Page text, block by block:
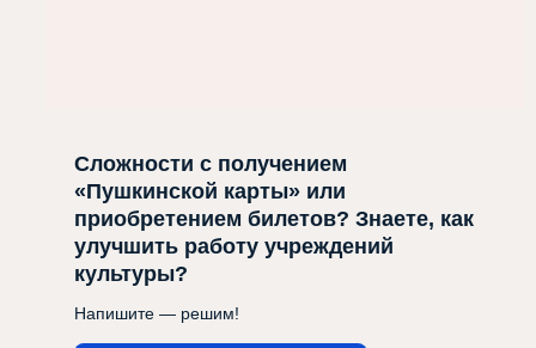
Сложности с получением
«Пушкинской карты» или
приобретением билетов? Знаете, как
улучшить работу учреждений
культуры?
Напишите — решим!